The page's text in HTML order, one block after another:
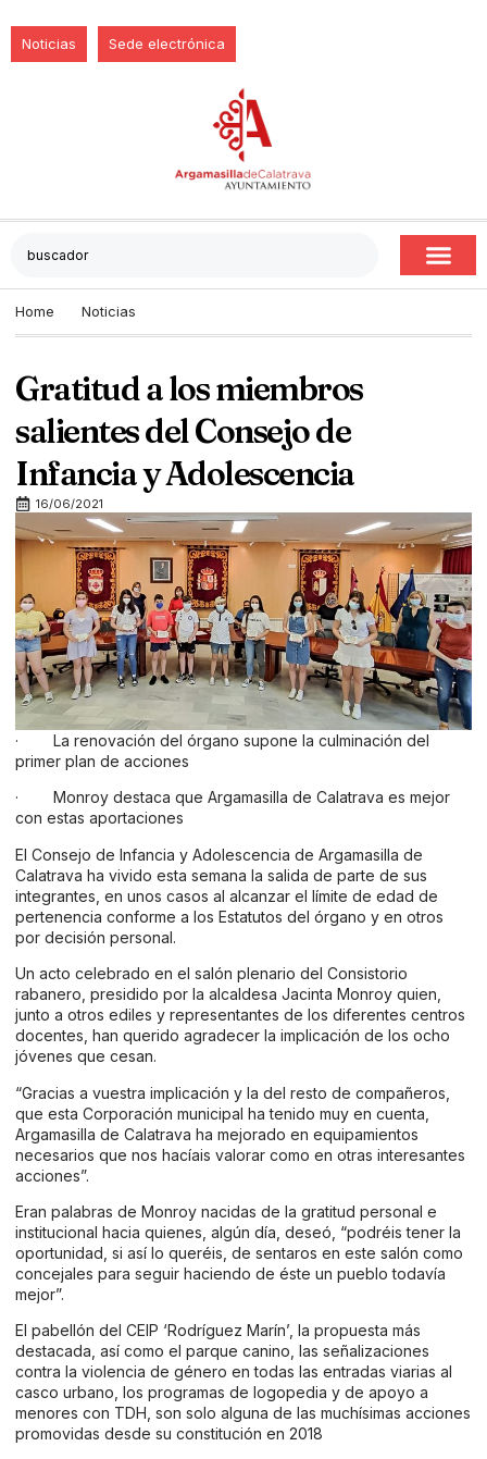
Noticias Sede electrónica
Home Noticias
Gratitud a los miembros
salientes del Consejo de
Infancia y Adolescencia
16/06/2021
· La renovación del órgano supone la culminación del
primer plan de acciones
· Monroy destaca que Argamasilla de Calatrava es mejor
con estas aportaciones
El Consejo de Infancia y Adolescencia de Argamasilla de
Calatrava ha vivido esta semana la salida de parte de sus
integrantes, en unos casos al alcanzar el límite de edad de
pertenencia conforme a los Estatutos del órgano y en otros
por decisión personal.
Un acto celebrado en el salón plenario del Consistorio
rabanero, presidido por la alcaldesa Jacinta Monroy quien,
junto a otros ediles y representantes de los diferentes centros
docentes, han querido agradecer la implicación de los ocho
jóvenes que cesan.
“Gracias a vuestra implicación y la del resto de compañeros,
que esta Corporación municipal ha tenido muy en cuenta,
Argamasilla de Calatrava ha mejorado en equipamientos
necesarios que nos hacíais valorar como en otras interesantes
acciones”.
Eran palabras de Monroy nacidas de la gratitud personal e
institucional hacia quienes, algún día, deseó, “podréis tener la
oportunidad, si así lo queréis, de sentaros en este salón como
concejales para seguir haciendo de éste un pueblo todavía
mejor”.
El pabellón del CEIP ‘Rodríguez Marín’, la propuesta más
destacada, así como el parque canino, las señalizaciones
contra la violencia de género en todas las entradas viarias al
casco urbano, los programas de logopedia y de apoyo a
menores con TDH, son solo alguna de las muchísimas acciones
promovidas desde su constitución en 2018